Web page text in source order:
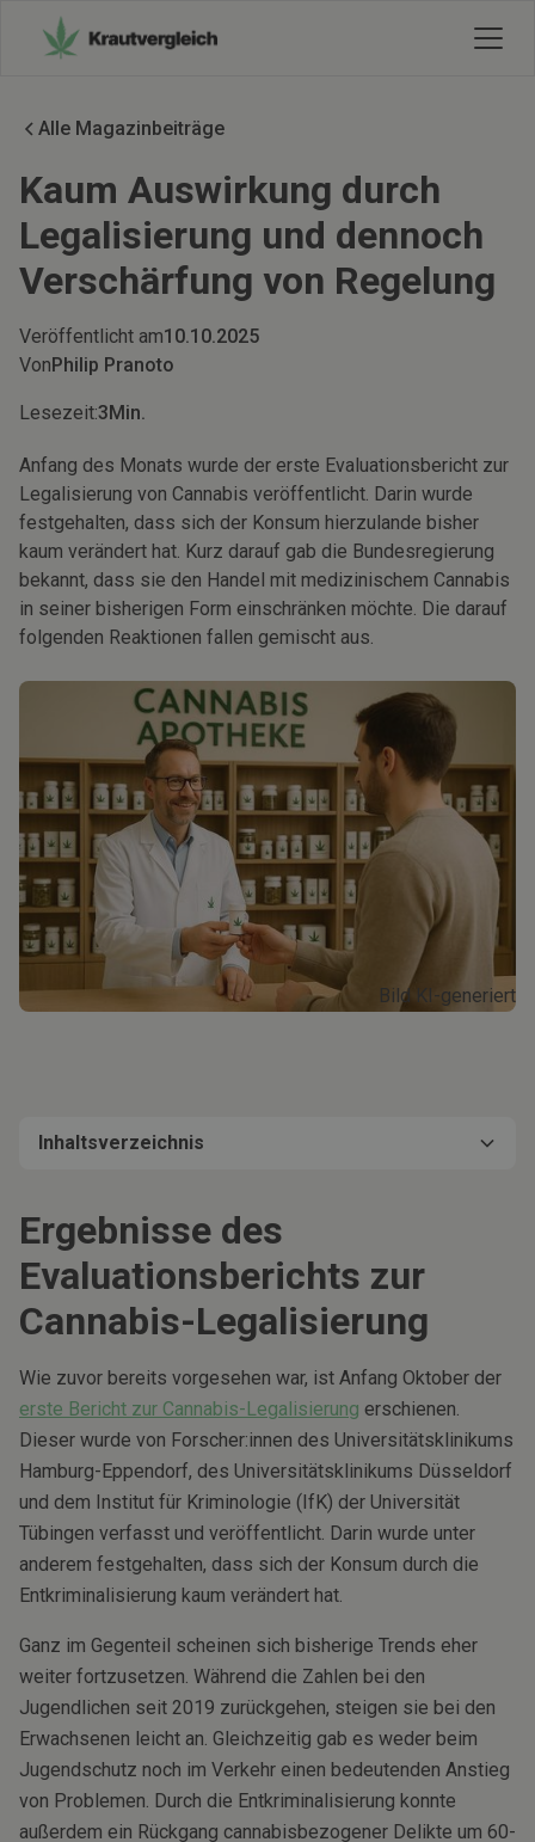
Alle Magazinbeiträge
Kaum Auswirkung durch
Legalisierung und dennoch
Verschärfung von Regelung
Veröffentlicht am10.10.2025
VonPhilip Pranoto
Lesezeit:3Min.
Anfang des Monats wurde der erste Evaluationsbericht zur
Legalisierung von Cannabis veröffentlicht. Darin wurde
festgehalten, dass sich der Konsum hierzulande bisher
kaum verändert hat. Kurz darauf gab die Bundesregierung
bekannt, dass sie den Handel mit medizinischem Cannabis
in seiner bisherigen Form einschränken möchte. Die darauf
folgenden Reaktionen fallen gemischt aus.
Bild KI-generiert
Inhaltsverzeichnis
Legalisierung
medizinisches Cannabis
werden
Ergebnisse des
Evaluationsberichts zur
Cannabis-Legalisierung
Wie zuvor bereits vorgesehen war, ist Anfang Oktober der
erste Bericht zur Cannabis-Legalisierung erschienen.
Dieser wurde von Forscher:innen des Universitätsklinikums
Hamburg-Eppendorf, des Universitätsklinikums Düsseldorf
und dem Institut für Kriminologie (IfK) der Universität
Tübingen verfasst und veröffentlicht. Darin wurde unter
anderem festgehalten, dass sich der Konsum durch die
Entkriminalisierung kaum verändert hat.
Ganz im Gegenteil scheinen sich bisherige Trends eher
weiter fortzusetzen. Während die Zahlen bei den
Jugendlichen seit 2019 zurückgehen, steigen sie bei den
Erwachsenen leicht an. Gleichzeitig gab es weder beim
Jugendschutz noch im Verkehr einen bedeutenden Anstieg
von Problemen. Durch die Entkriminalisierung konnte
außerdem ein Rückgang cannabisbezogener Delikte um 60-